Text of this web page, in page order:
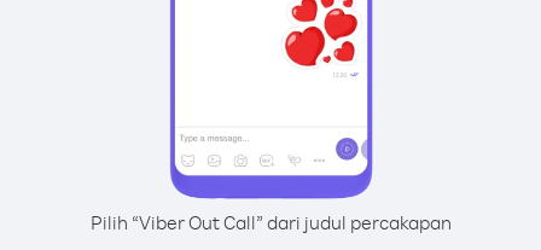
Pilih “Viber Out Call” dari judul percakapan